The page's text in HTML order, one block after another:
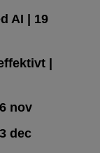
AI | 19
|
nov
dec